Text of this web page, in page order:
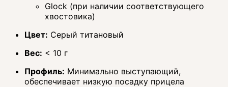
Glock (при наличии соответствующего
хвостовика)
Цвет: Серый титановый
Вес: < 10 г
Профиль: Минимально выступающий,
обеспечивает низкую посадку прицела